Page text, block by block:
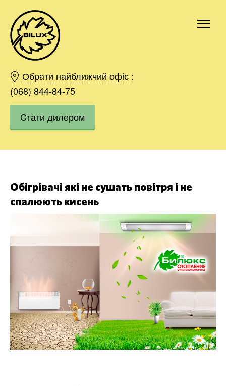
Обрати найближчий офіс :
(068) 844-84-75
Cтати дилером
Обігрівачі які не сушать повітря і не
спалюють кисень
Київ
Харків
Одесса
Дніпро
Івано-Франківськ
Область
Замовити